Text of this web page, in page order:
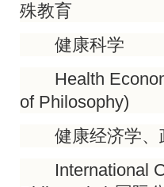
殊教育
健康科学
Health
of Philosophy)
健康经济学、
International